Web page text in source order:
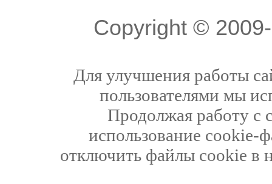
Copyright ©
Для улучшения работы
пользователями мы
Продолжая работу с
использование cookie-
отключить файлы cookie в